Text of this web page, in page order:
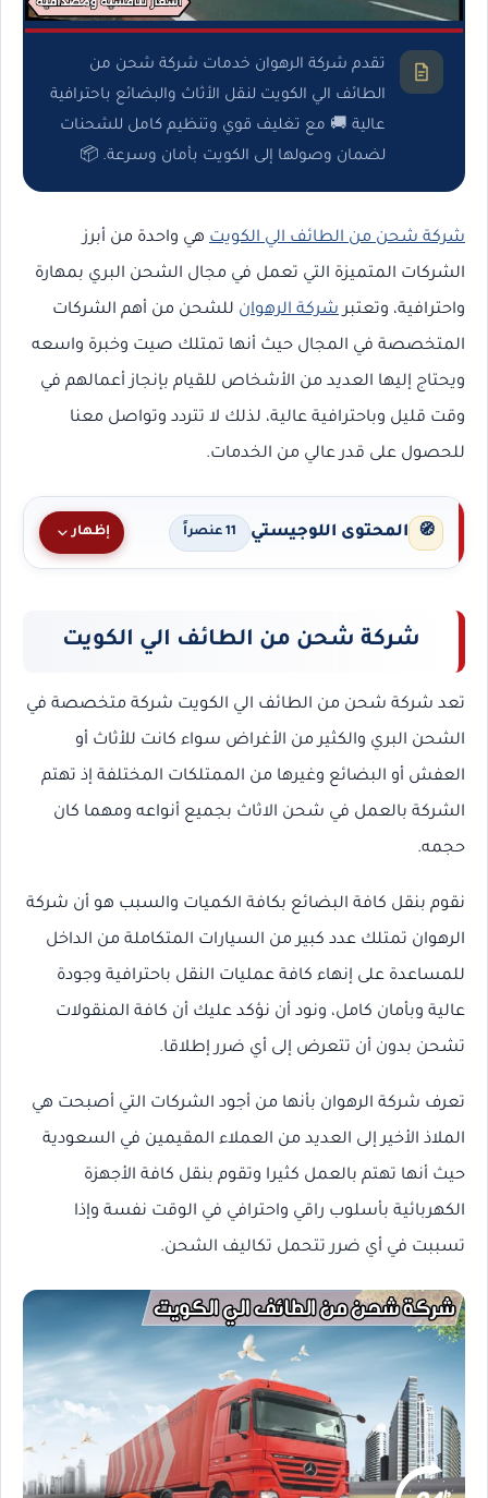
تقدم شركة الرهوان خدمات شركة شحن من
الطائف الي الكويت لنقل الأثاث والبضائع باحترافية
عالية 🚚 مع تغليف قوي وتنظيم كامل للشحنات
لضمان وصولها إلى الكويت بأمان وسرعة. 📦
شركة شحن من الطائف الي الكويت هي واحدة من أبرز
الشركات المتميزة التي تعمل في مجال الشحن البري بمهارة
واحترافية، وتعتبر شركة الرهوان للشحن من أهم الشركات
المتخصصة في المجال حيث أنها تمتلك صيت وخبرة واسعه
ويحتاج إليها العديد من الأشخاص للقيام بإنجاز أعمالهم في
وقت قليل وباحترافية عالية، لذلك لا تتردد وتواصل معنا
للحصول على قدر عالي من الخدمات.
🧭 المحتوى اللوجيستي 11 عنصراً إظهار
شركة شحن من الطائف الي الكويت
تعد شركة شحن من الطائف الي الكويت شركة متخصصة في
الشحن البري والكثير من الأغراض سواء كانت للأثاث أو
العفش أو البضائع وغيرها من الممتلكات المختلفة إذ تهتم
الشركة بالعمل في شحن الاثاث بجميع أنواعه ومهما كان
حجمه.
نقوم بنقل كافة البضائع بكافة الكميات والسبب هو أن شركة
الرهوان تمتلك عدد كبير من السيارات المتكاملة من الداخل
للمساعدة على إنهاء كافة عمليات النقل باحترافية وجودة
عالية وبأمان كامل، ونود أن نؤكد عليك أن كافة المنقولات
تشحن بدون أن تتعرض إلى أي ضرر إطلاقا.
تعرف شركة الرهوان بأنها من أجود الشركات التي أصبحت هي
الملاذ الأخير إلى العديد من العملاء المقيمين في السعودية
حيث أنها تهتم بالعمل كثيرا وتقوم بنقل كافة الأجهزة
الكهربائية بأسلوب راقي واحترافي في الوقت نفسة وإذا
تسببت في أي ضرر تتحمل تكاليف الشحن.